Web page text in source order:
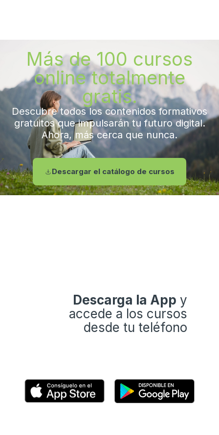
Más de 100 cursos
online totalmente
gratis.
Descubre todos los contenidos formativos
gratuitos que impulsarán tu futuro digital.
Ahora, más cerca que nunca.
Descargar el catálogo de cursos
Descarga la App y
accede a los cursos
desde tu teléfono